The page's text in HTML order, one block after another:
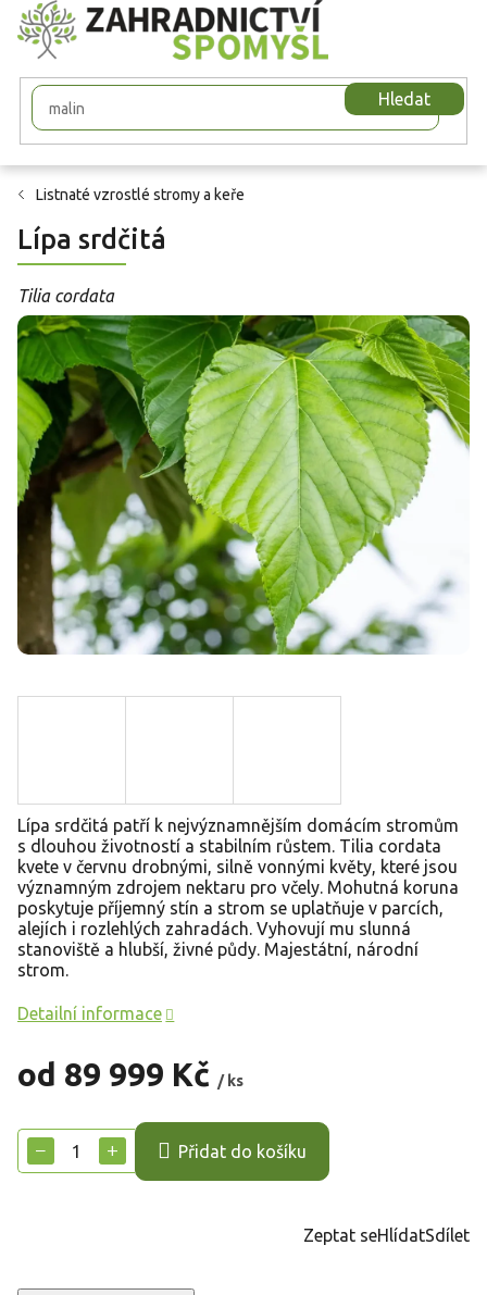
Přejít
na
obsah
Hledat
Listnaté vzrostlé stromy a keře
Lípa srdčitá
Tilia cordata
od 89 999 Kč / ks
cena:
+
− Přidat do košíku
Lípa srdčitá patří k nejvýznamnějším domácím stromům
s dlouhou životností a stabilním růstem. Tilia cordata
kvete v červnu drobnými, silně vonnými květy, které jsou
významným zdrojem nektaru pro včely. Mohutná koruna
poskytuje příjemný stín a strom se uplatňuje v parcích,
alejích i rozlehlých zahradách. Vyhovují mu slunná
stanoviště a hlubší, živné půdy. Majestátní, národní
strom.
Detailní informace
Zeptat seHlídatSdílet